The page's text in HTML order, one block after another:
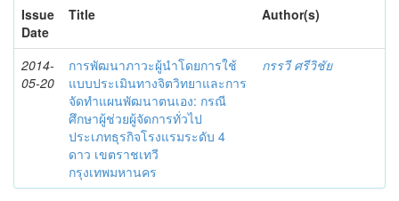
Issue
Date
Title Author(s)
2014-
05-20
การพัฒนาภาวะผู้นำโดยการใช้
แบบประเมินทางจิตวิทยาและการ
จัดทำแผนพัฒนาตนเอง: กรณี
ศึกษาผู้ช่วยผู้จัดการทั่วไป
ประเภทธุรกิจโรงแรมระดับ 4
ดาว เขตราชเทวี
กรุงเทพมหานคร
กรรวี ศรีวิชัย